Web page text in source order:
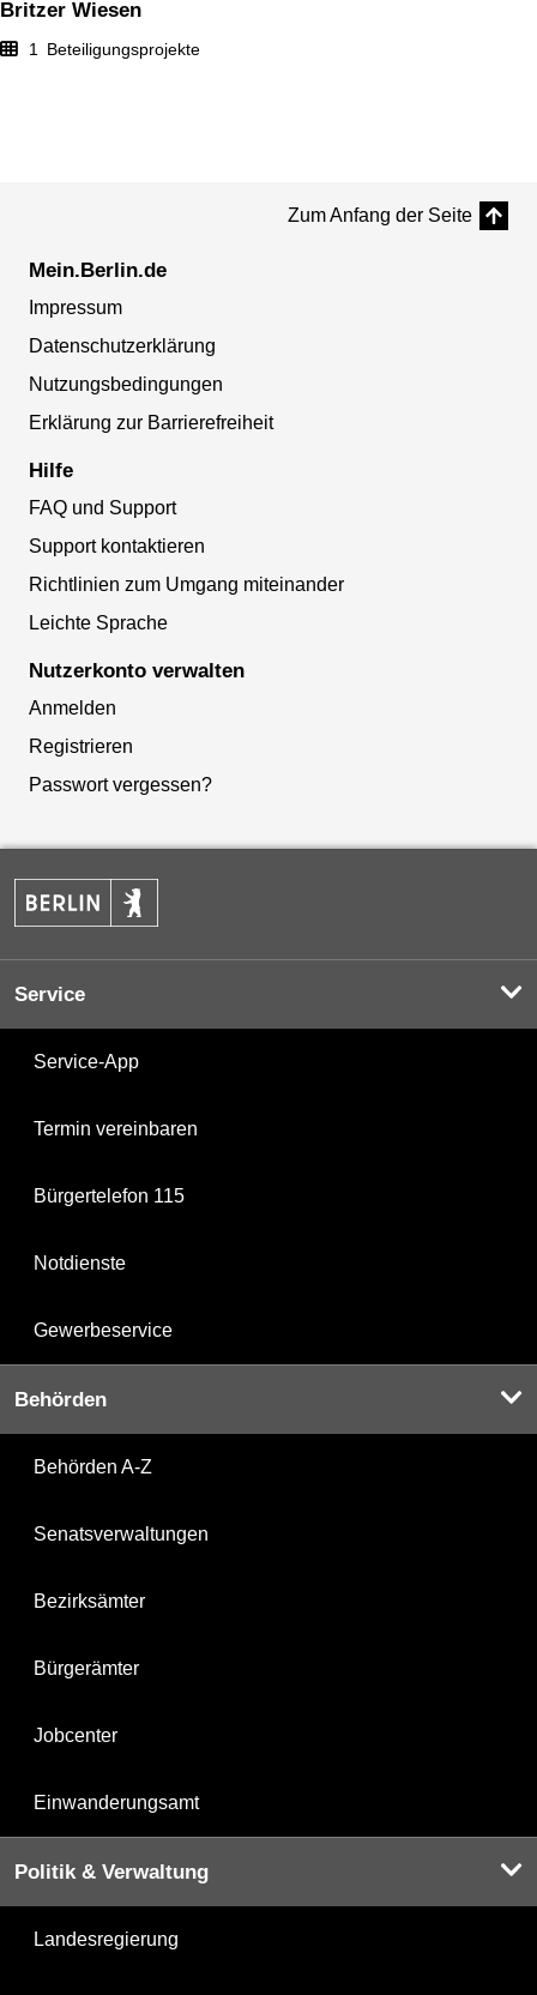
Britzer Wiesen
1 Beteiligungsprojekte
Zum Anfang der Seite
Mein.Berlin.de
Impressum
Datenschutzerklärung
Nutzungsbedingungen
Erklärung zur Barrierefreiheit
Hilfe
FAQ und Support
Support kontaktieren
Richtlinien zum Umgang miteinander
Leichte Sprache
Nutzerkonto verwalten
Anmelden
Registrieren
Passwort vergessen?
Service
Service-App
Termin vereinbaren
Bürgertelefon 115
Notdienste
Gewerbeservice
Behörden
Behörden A-Z
Senatsverwaltungen
Bezirksämter
Bürgerämter
Jobcenter
Einwanderungsamt
Politik & Verwaltung
Landesregierung